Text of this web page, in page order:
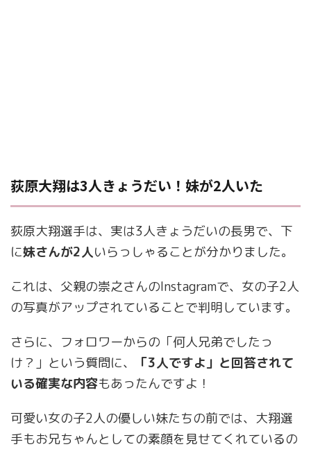
荻原大翔は3人きょうだい！妹が2人いた
荻原大翔選手は、実は3人きょうだいの長男で、下
に妹さんが2人いらっしゃることが分かりました。
これは、父親の崇之さんのInstagramで、女の子2人
の写真がアップされていることで判明しています。
さらに、フォロワーからの「何人兄弟でしたっ
け？」という質問に、
「3人ですよ」と回答されて
いる確実な内容もあったんですよ！
可愛い女の子2人の優しい妹たちの前では、大翔選
手もお兄ちゃんとしての素顔を見せてくれているの